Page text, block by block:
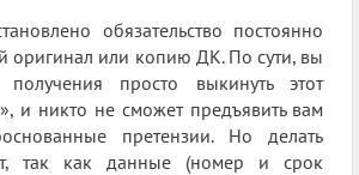
обязательство постоянно
оригинал или копию ДК. По сути, вы
просто выкинуть этот
и никто не сможет предъявить вам
претензии. Но делать
так как данные (номер и срок